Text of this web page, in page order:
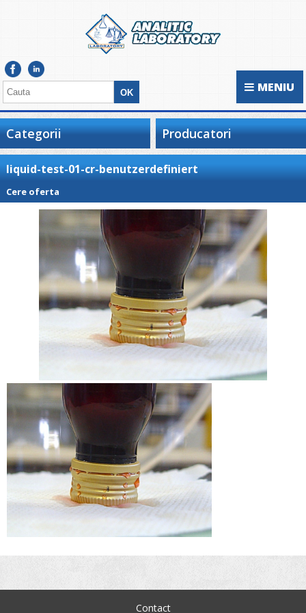
MENIU
Categorii Producatori
liquid-test-01-cr-benutzerdefiniert
Cere oferta
Contact